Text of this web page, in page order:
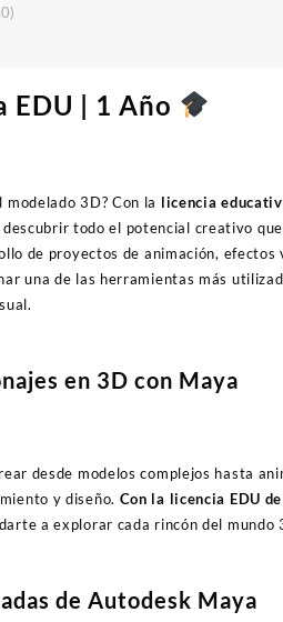
EDU | 1 Año
3D? Con la licencia
descubrir todo el potencial creativo
de proyectos de animación, efectos
una de las herramientas más
en 3D con Maya
desde modelos complejos hasta
y diseño. Con la licencia EDU
a explorar cada rincón del mundo
de Autodesk Maya